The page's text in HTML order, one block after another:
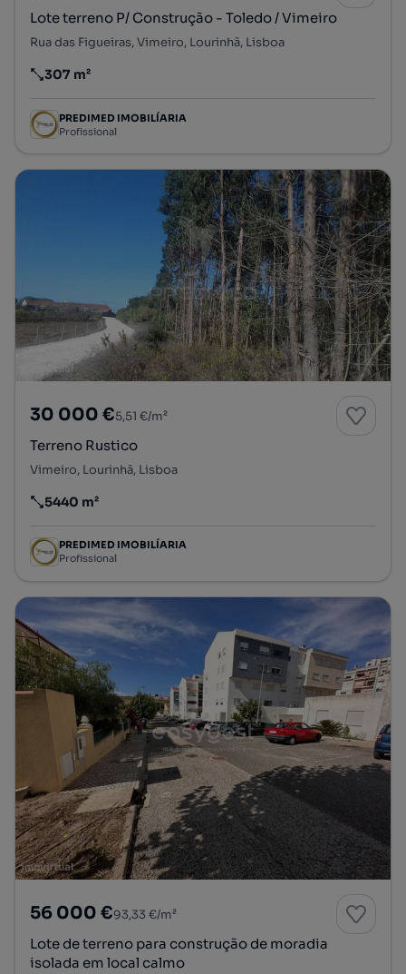
Lote terreno P/ Construção - Toledo / Vimeiro
Rua das Figueiras, Vimeiro, Lourinhã, Lisboa
Preço por metro quadrado
307 m²
PREDIMED IMOBILÍARIA
Profissional
30 000 €5,51 €/m²
Terreno Rustico
Vimeiro, Lourinhã, Lisboa
Preço por metro quadrado
5440 m²
PREDIMED IMOBILÍARIA
Profissional
56 000 €93,33 €/m²
Lote de terreno para construção de moradia
isolada em local calmo